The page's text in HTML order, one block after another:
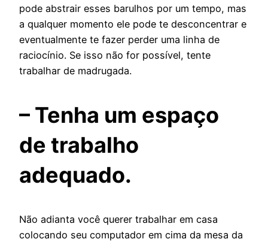
pode abstrair esses barulhos por um tempo, mas
a qualquer momento ele pode te desconcentrar e
eventualmente te fazer perder uma linha de
raciocínio. Se isso não for possível, tente
trabalhar de madrugada.
– Tenha um espaço
de trabalho
adequado.
Não adianta você querer trabalhar em casa
colocando seu computador em cima da mesa da